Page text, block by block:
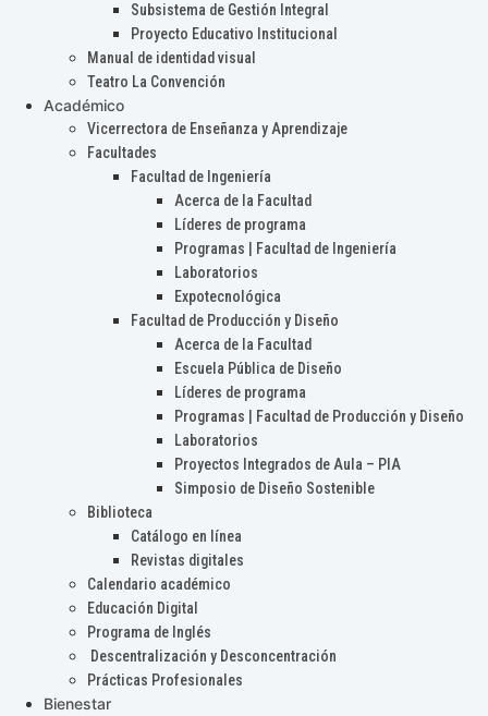
Subsistema de Gestión Integral
Proyecto Educativo Institucional
Manual de identidad visual
Teatro La Convención
Académico
Vicerrectora de Enseñanza y Aprendizaje
Facultades
Facultad de Ingeniería
Acerca de la Facultad
Líderes de programa
Programas | Facultad de Ingeniería
Laboratorios
Expotecnológica
Facultad de Producción y Diseño
Acerca de la Facultad
Escuela Pública de Diseño
Líderes de programa
Programas | Facultad de Producción y Diseño
Laboratorios
Proyectos Integrados de Aula – PIA
Simposio de Diseño Sostenible
Biblioteca
Catálogo en línea
Revistas digitales
Calendario académico
Educación Digital
Programa de Inglés
Descentralización y Desconcentración
Prácticas Profesionales
Bienestar